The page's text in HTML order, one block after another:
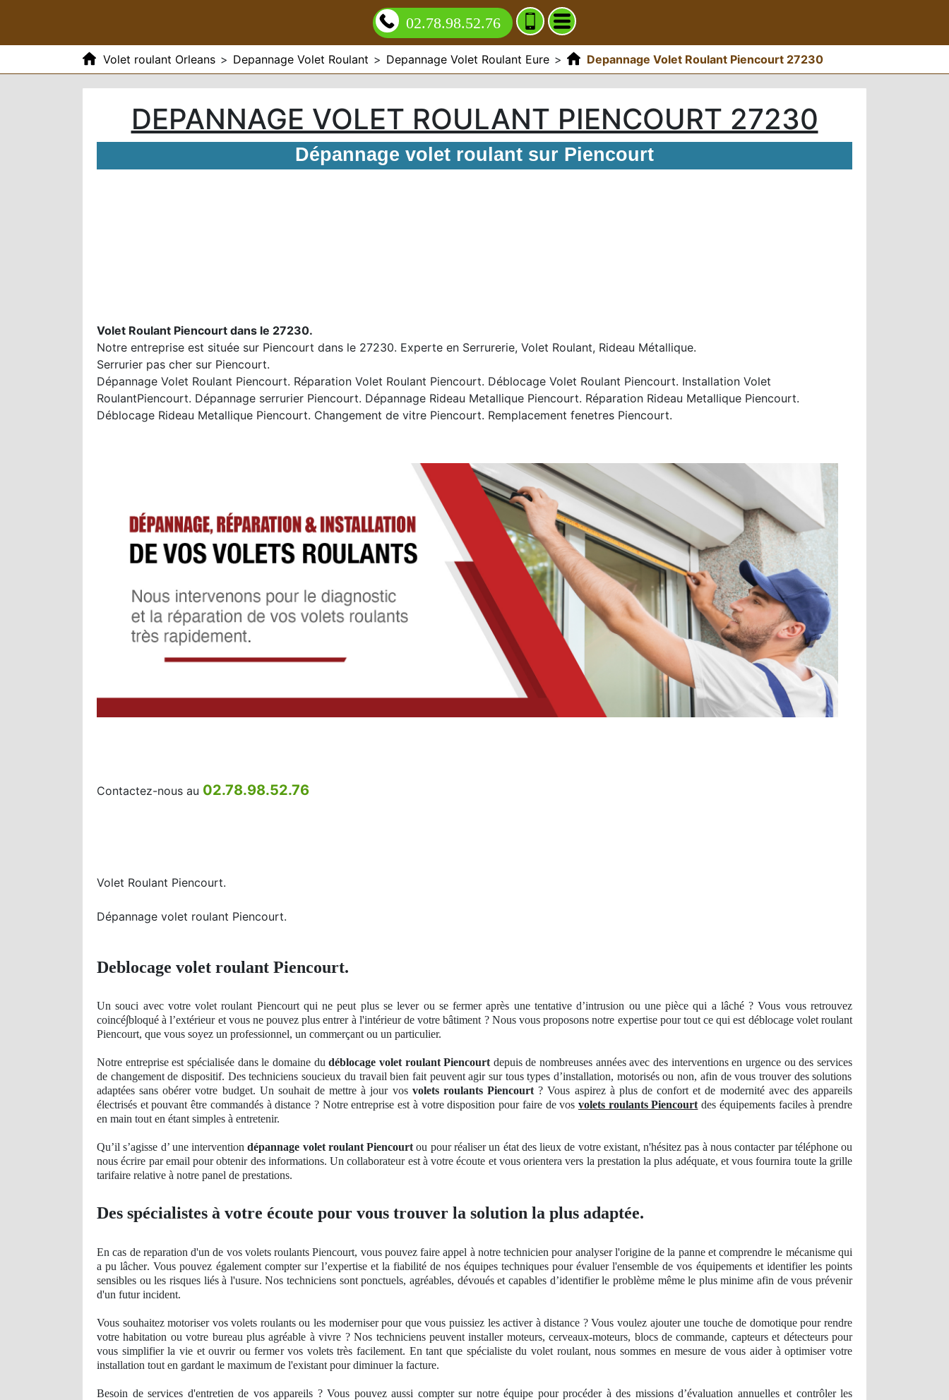
02.78.98.52.76
Volet roulant Orleans > Depannage Volet Roulant > Depannage Volet Roulant Eure > Depannage Volet Roulant Piencourt 27230
DEPANNAGE VOLET ROULANT PIENCOURT 27230
Dépannage volet roulant sur Piencourt
Volet Roulant Piencourt dans le 27230.
Notre entreprise est située sur Piencourt dans le 27230. Experte en Serrurerie, Volet Roulant, Rideau Métallique.
Serrurier pas cher sur Piencourt.
Dépannage Volet Roulant Piencourt. Réparation Volet Roulant Piencourt. Déblocage Volet Roulant Piencourt. Installation Volet
RoulantPiencourt. Dépannage serrurier Piencourt. Dépannage Rideau Metallique Piencourt. Réparation Rideau Metallique Piencourt.
Déblocage Rideau Metallique Piencourt. Changement de vitre Piencourt. Remplacement fenetres Piencourt.
Contactez-nous au 02.78.98.52.76
Volet Roulant Piencourt.
Dépannage volet roulant Piencourt.
Deblocage volet roulant Piencourt.
Unsouci avec votre volet roulant Piencourt qui ne peut plus se leverou sefermeraprès une tentative d’intrusion ou une pièce qui a lâché ? Vous vous retrouvez
coincé∫bloqué à l’extérieur et vous ne pouvez plus entrer à l'intérieur de votre bâtiment? Nous vous proposons notre expertisepour tout ce qui est déblocage volet roulant
Piencourt, que vous soyez un professionnel, un commerçant ou un particulier.
Notre entreprise est spécialisée dans le domaine dudéblocage volet roulant Piencourtdepuis de nombreuses années avec des interventions en urgence ou des services
de changement de dispositif. Des techniciens soucieux du travail bien fait peuvent agir sur tous types d’installation, motorisés ou non, afin de vous trouver des solutions
adaptées sans obérer votre budget. Un souhait de mettre à jour vos volets roulants Piencourt? Vous aspirez à plus de confort et de modernité avec des appareils
électrisés et pouvant être commandés à distance ? Notre entreprise est à votre disposition pour faire de vos volets roulants Piencourtdes équipements faciles à prendre
en main tout en étant simples à entretenir.
Qu’il s’agisse d’ une interventiondépannage volet roulant Piencourtou pour réaliserun état des lieux de votre existant, n'hésitez pas à nouscontacterpar téléphone ou
nous écrire par email pour obtenir des informations. Uncollaborateur est à votre écoute et vous orientera vers la prestation la plus adéquate, et vous fournira toute la grille
tarifaire relative à notre panel de prestations.
Des spécialistes à votre écoute pour vous trouver la solution la plus adaptée.
En cas de reparation d'un de vos volets roulants Piencourt, vous pouvez faire appel à notre technicien pour analyser l'origine de la panne et comprendre le mécanisme qui
a pu lâcher. Vous pouvez également compter sur l’expertiseet la fiabilité de nos équipes techniques pour évaluer l'ensemble de vos équipements et identifier les points
sensibles ou les risques liés à l'usure. Nos techniciens sont ponctuels, agréables, dévoués et capables d’identifier le problème même le plus minime afin de vous prévenir
d'un futurincident.
Vous souhaitez motoriser vos volets roulants ou les moderniser pour que vous puissiez les activer à distance ? Vous voulez ajouter une touche de domotique pour rendre
votre habitation ou votre bureau plus agréable à vivre ? Nos techniciens peuvent installer moteurs, cerveaux-moteurs, blocs de commande, capteurs et détecteurs pour
vous simplifier la vie et ouvrir ou fermer vos volets très facilement. En tant que spécialiste du volet roulant, nous sommes en mesure de vous aider à optimiser votre
installation tout en gardant le maximum de l'existant pour diminuer la facture.
Besoin de services d'entretien de vos appareils ? Vous pouvez aussi compter sur notre équipe pour procéder à des missions d’évaluation annuelles et contrôler les